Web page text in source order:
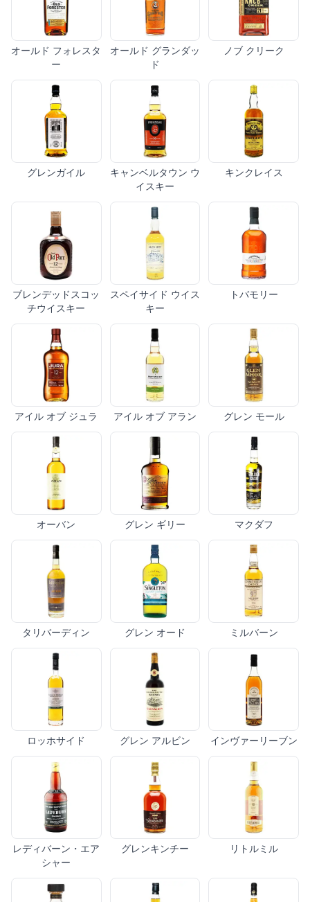
オールド フォレスタ
ー
オールド グランダッ
ド
ノブ クリーク
グレンガイル
キャンベルタウン ウ
イスキー
キンクレイス
ブレンデッドスコッ
チウイスキー
スペイサイド ウイス
キー
トバモリー
アイル オブ ジュラ アイル オブ アラン グレン モール
オーバン グレン ギリー マクダフ
タリバーディン グレン オード ミルバーン
ロッホサイド グレン アルビン インヴァーリーブン
レディバーン・エア
シャー
グレンキンチー リトルミル